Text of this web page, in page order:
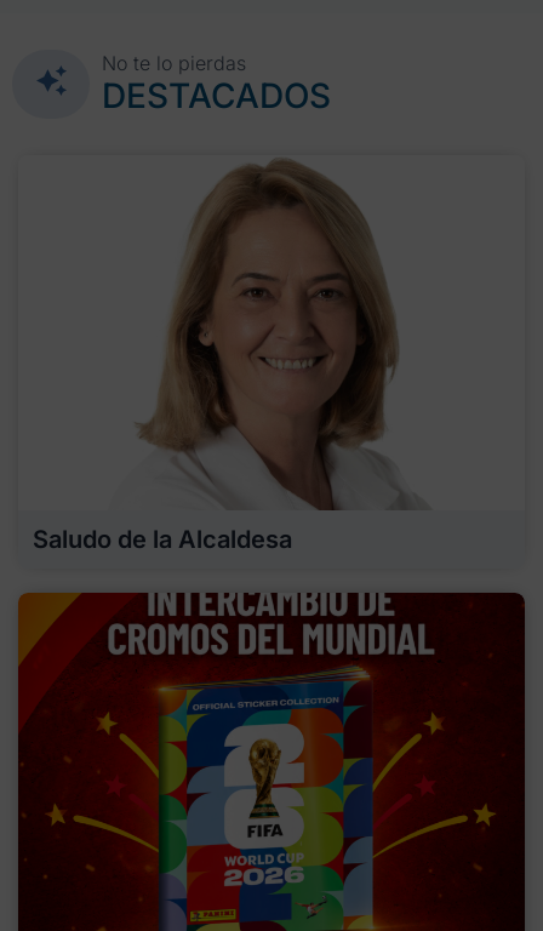
No te lo pierdas
DESTACADOS
Saludo de la Alcaldesa